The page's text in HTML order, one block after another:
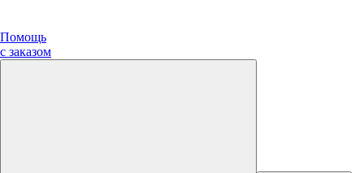
Помощь
с заказом